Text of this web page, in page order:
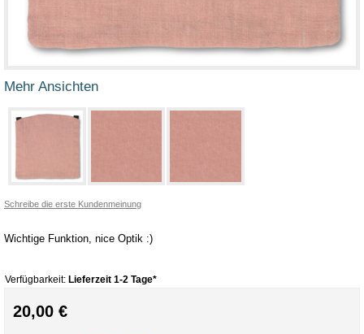
Mehr Ansichten
Schreibe die erste Kundenmeinung
Wichtige Funktion, nice Optik :)
Verfügbarkeit: Lieferzeit 1-2 Tage*
20,00 €